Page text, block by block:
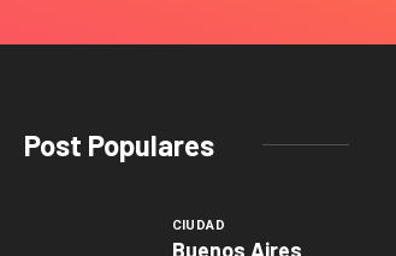
Post Populares
CIUDAD
Buenos Aires